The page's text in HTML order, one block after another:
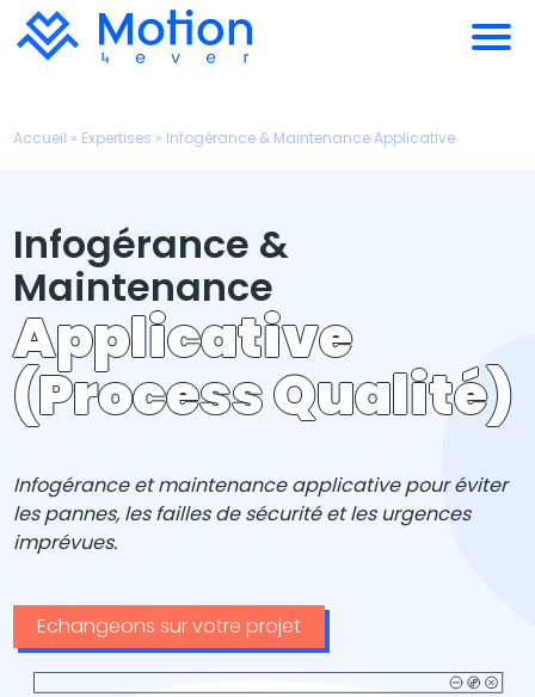
Accueil » Expertises » Infogérance & Maintenance Applicative
Infogérance &
Maintenance
Applicative
(Process Qualité)
Infogérance et maintenance applicative pour éviter
les pannes, les failles de sécurité et les urgences
imprévues.
Echangeons sur votre projet